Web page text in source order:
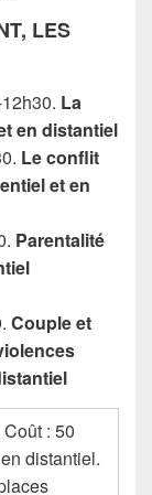
LES
La
en distantiel
Le conflit
et en
Parentalité
Couple et
: 50
distantiel.